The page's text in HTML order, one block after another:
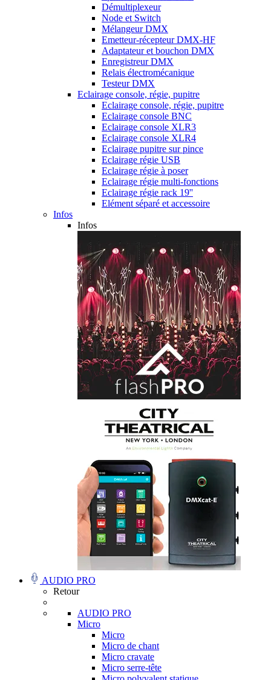
Démultiplexeur
Node et Switch
Mélangeur DMX
Emetteur-récepteur DMX-HF
Adaptateur et bouchon DMX
Enregistreur DMX
Relais électromécanique
Testeur DMX
Eclairage console, régie, pupitre
Eclairage console, régie, pupitre
Eclairage console BNC
Eclairage console XLR3
Eclairage console XLR4
Eclairage pupitre sur pince
Eclairage régie USB
Eclairage régie à poser
Eclairage régie multi-fonctions
Eclairage régie rack 19''
Elément séparé et accessoire
Infos
Infos
AUDIO PRO
Retour
AUDIO PRO
Micro
Micro
Micro de chant
Micro cravate
Micro serre-tête